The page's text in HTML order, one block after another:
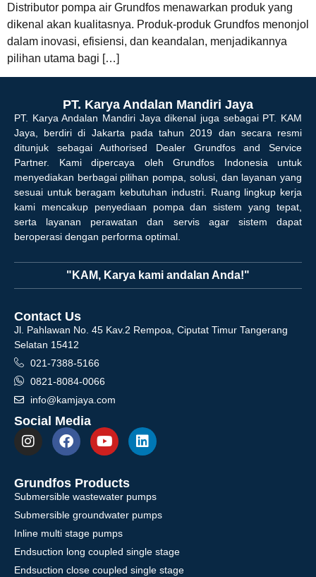
Distributor pompa air Grundfos menawarkan produk yang
dikenal akan kualitasnya. Produk-produk Grundfos menonjol
dalam inovasi, efisiensi, dan keandalan, menjadikannya
pilihan utama bagi […]
PT. Karya Andalan Mandiri Jaya
PT. Karya Andalan Mandiri Jaya dikenal juga sebagai PT. KAM
Jaya, berdiri di Jakarta pada tahun 2019 dan secara resmi
ditunjuk sebagai Authorised Dealer Grundfos and Service
Partner. Kami dipercaya oleh Grundfos Indonesia untuk
menyediakan berbagai pilihan pompa, solusi, dan layanan yang
sesuai untuk beragam kebutuhan industri. Ruang lingkup kerja
kami mencakup penyediaan pompa dan sistem yang tepat,
serta layanan perawatan dan servis agar sistem dapat
beroperasi dengan performa optimal.
"KAM, Karya kami andalan Anda!"
Contact Us
Jl. Pahlawan No. 45 Kav.2 Rempoa, Ciputat Timur Tangerang
Selatan 15412
021-7388-5166
0821-8084-0066
info@kamjaya.com
Social Media
Grundfos Products
Submersible wastewater pumps
Submersible groundwater pumps
Inline multi stage pumps
Endsuction long coupled single stage
Endsuction close coupled single stage